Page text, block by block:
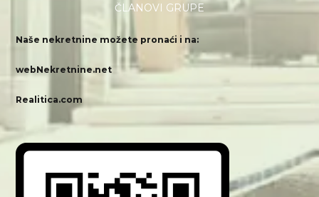
ČLANOVI GRUPE
Naše nekretnine možete pronaći i na:
webNekretnine.net
Realitica.com